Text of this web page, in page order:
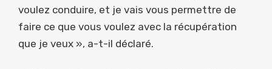
voulez conduire, et je vais vous permettre de
faire ce que vous voulez avec la récupération
que je veux », a-t-il déclaré.